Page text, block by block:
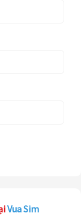
Vua Sim